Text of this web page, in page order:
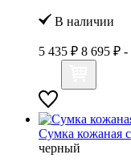
В наличии
5 435 ₽ 8 695 ₽ -
Сумка кожаная
черный